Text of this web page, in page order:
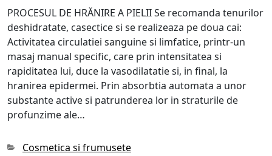
PROCESUL DE HRĂNIRE A PIELII Se recomanda tenurilor
deshidratate, casectice si se realizeaza pe doua cai:
Activitatea circulatiei sanguine si limfatice, printr-un
masaj manual specific, care prin intensitatea si
rapiditatea lui, duce la vasodilatatie si, in final, la
hranirea epidermei. Prin absorbtia automata a unor
substante active si patrunderea lor in straturile de
profunzime ale…
Categories
Cosmetica si frumusete